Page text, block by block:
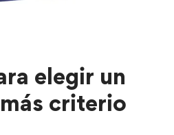
elegir un
criterio